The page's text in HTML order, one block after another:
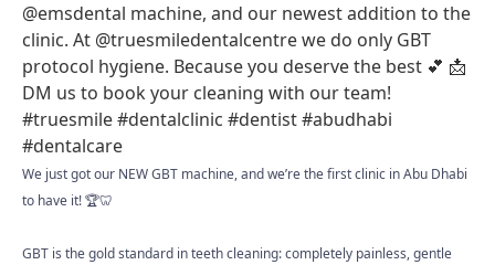
We just got our NEW GBT machine, and we’re the first clinic in Abu Dhabi
to have it! 🏆🦷
GBT is the gold standard in teeth cleaning: completely painless, gentle